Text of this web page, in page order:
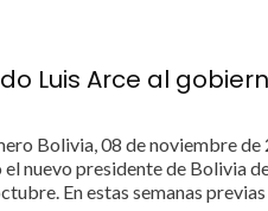
Luis Arce al
Bolivia, 08 de noviembre
el nuevo presidente de Bolivia
En estas semanas